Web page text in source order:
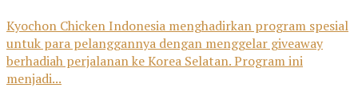
Kyochon Chicken Indonesia menghadirkan program spesial
untuk para pelanggannya dengan menggelar giveaway
berhadiah perjalanan ke Korea Selatan. Program ini
menjadi...